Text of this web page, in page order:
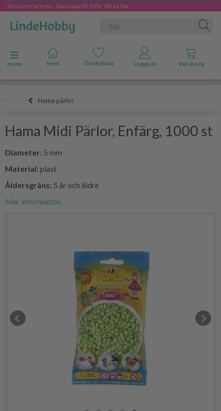
Sensommarsrea - Spara upp till 50% - klicka här
Ändra navigering
meny
Hama pärlor
Hama Midi Pärlor, Enfärg, 1000 st
Diameter: 5 mm
Material: plast
Åldersgräns: 5 år och äldre
Mer information